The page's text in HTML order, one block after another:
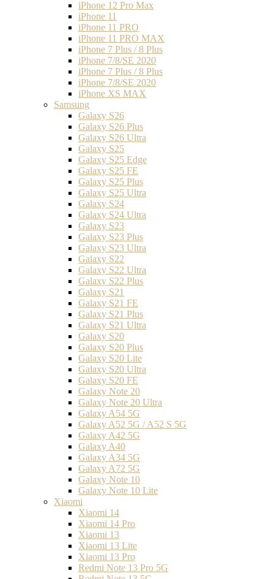
iPhone 12 Pro Max
iPhone 11
iPhone 11 PRO
iPhone 11 PRO MAX
iPhone 7 Plus / 8 Plus
iPhone 7/8/SE 2020
iPhone 7 Plus / 8 Plus
iPhone 7/8/SE 2020
iPhone XS MAX
Samsung
Galaxy S26
Galaxy S26 Plus
Galaxy S26 Ultra
Galaxy S25
Galaxy S25 Edge
Galaxy S25 FE
Galaxy S25 Plus
Galaxy S25 Ultra
Galaxy S24
Galaxy S24 Ultra
Galaxy S23
Galaxy S23 Plus
Galaxy S23 Ultra
Galaxy S22
Galaxy S22 Ultra
Galaxy S22 Plus
Galaxy S21
Galaxy S21 FE
Galaxy S21 Plus
Galaxy S21 Ultra
Galaxy S20
Galaxy S20 Plus
Galaxy S20 Lite
Galaxy S20 Ultra
Galaxy S20 FE
Galaxy Note 20
Galaxy Note 20 Ultra
Galaxy A54 5G
Galaxy A52 5G / A52 S 5G
Galaxy A42 5G
Galaxy A40
Galaxy A34 5G
Galaxy A72 5G
Galaxy Note 10
Galaxy Note 10 Lite
Xiaomi
Xiaomi 14
Xiaomi 14 Pro
Xiaomi 13
Xiaomi 13 Lite
Xiaomi 13 Pro
Redmi Note 13 Pro 5G